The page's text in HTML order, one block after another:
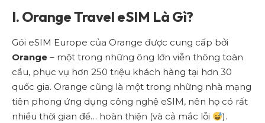
I. Orange Travel eSIM Là Gì?
Gói eSIM Europe của Orange được cung cấp bởi
Orange – một trong những ông lớn viễn thông toàn
cầu, phục vụ hơn 250 triệu khách hàng tại hơn 30
quốc gia. Orange cũng là một trong những nhà mạng
tiên phong ứng dụng công nghệ eSIM, nên họ có rất
nhiều thời gian để… hoàn thiện (và cả mắc lỗi
).